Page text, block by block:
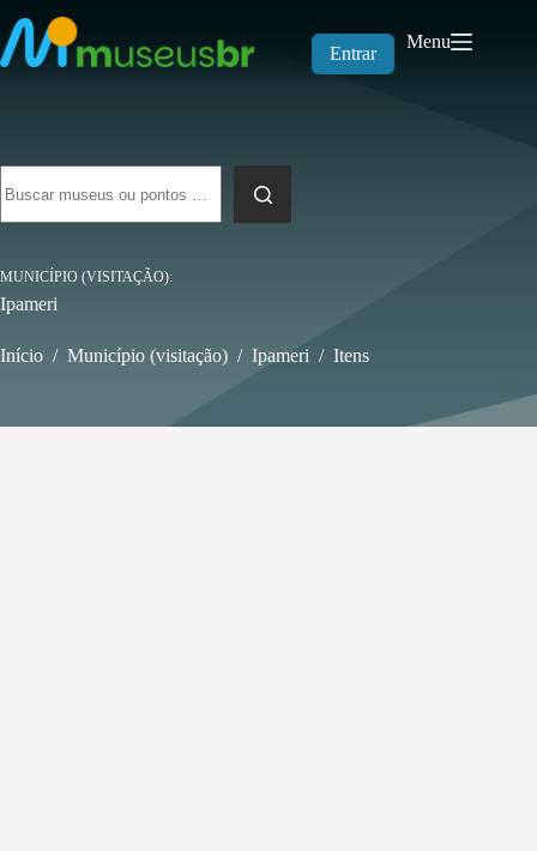
para
o
conteúdo
Entrar
Menu
resultados
MUNICÍPIO (VISITAÇÃO)
Ipameri
Início / Município (visitação) / Ipameri / Itens